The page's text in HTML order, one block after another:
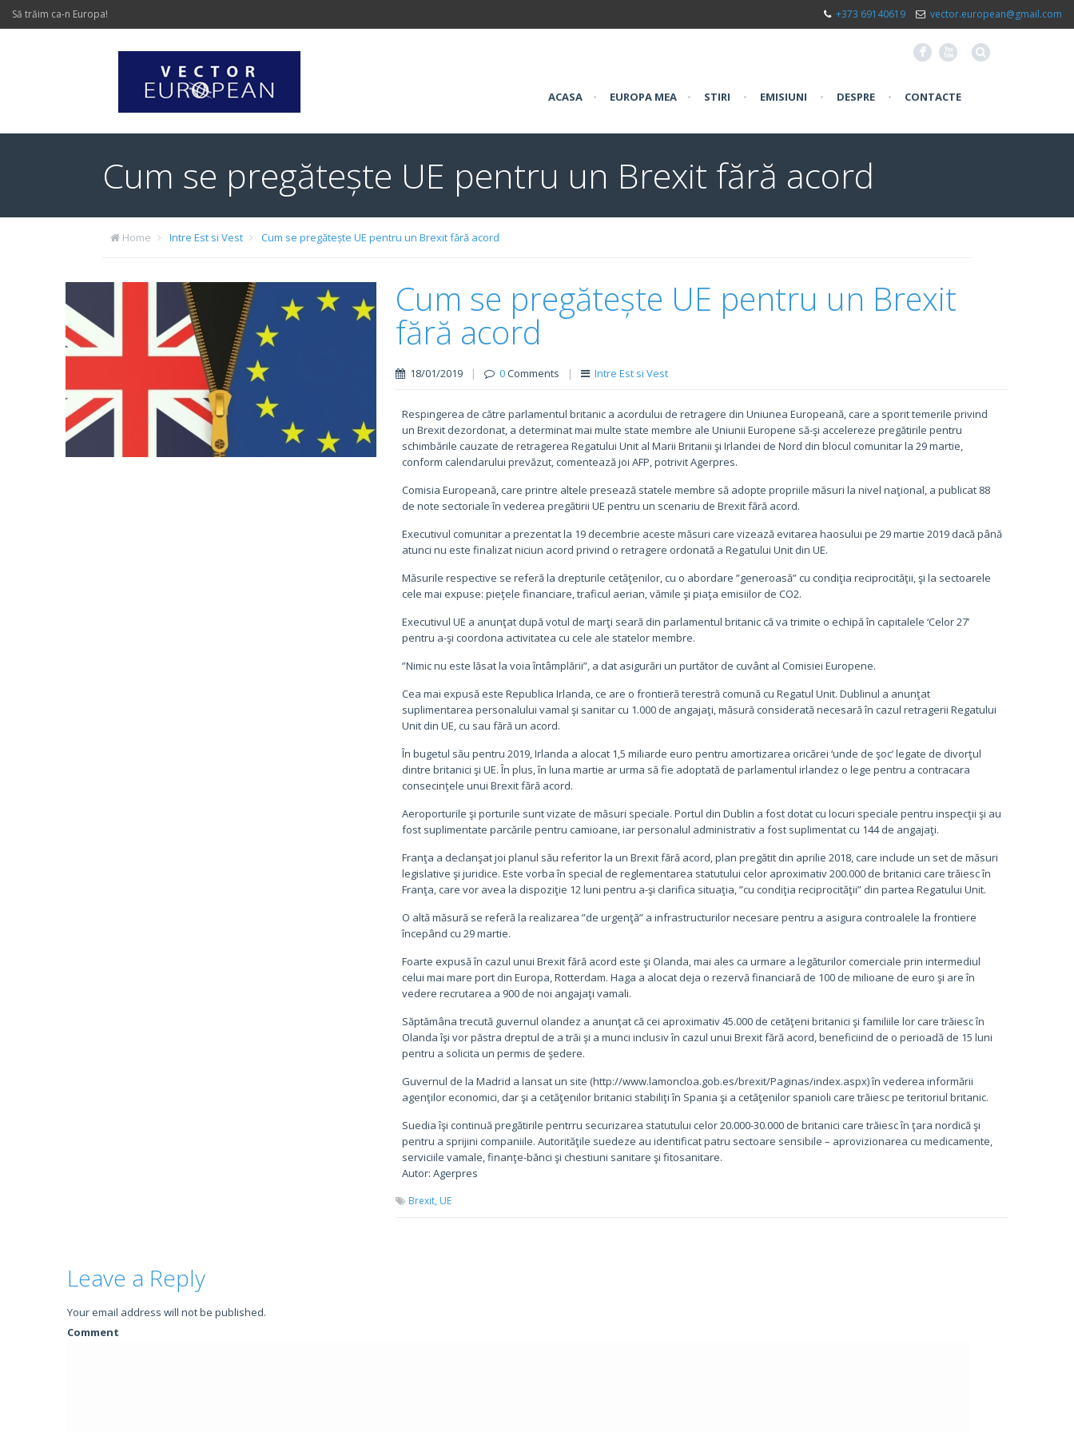
Să trăim ca-n Europa! +373 69140619 vector.european@gmail.com
F X
ACASA • EUROPA MEA • STIRI • EMISIUNI • DESPRE • CONTACTE
Cum se pregătește UE pentru un Brexit fără acord
Home Intre Est si Vest Cum se pregătește UE pentru un Brexit fără acord
Cum se pregătește UE pentru un Brexit
fără acord
18/01/2019 | 0Comments | Intre Est si Vest
Respingerea de către parlamentul britanic a acordului de retragere din Uniunea Europeană, care a sporit temerile privind
un Brexit dezordonat, a determinat mai multe state membre ale Uniunii Europene să-şi accelereze pregătirile pentru
schimbările cauzate de retragerea Regatului Unit al Marii Britanii şi Irlandei de Nord din blocul comunitar la 29 martie,
conform calendarului prevăzut, comentează joi AFP, potrivit Agerpres.
Comisia Europeană, care printre altele presează statele membre să adopte propriile măsuri la nivel naţional, a publicat 88
de note sectoriale în vederea pregătirii UE pentru un scenariu de Brexit fără acord.
Executivul comunitar a prezentat la 19 decembrie aceste măsuri care vizează evitarea haosului pe 29 martie 2019 dacă până
atunci nu este finalizat niciun acord privind o retragere ordonată a Regatului Unit din UE.
Măsurile respective se referă la drepturile cetăţenilor, cu o abordare ”generoasă” cu condiţia reciprocităţii, şi la sectoarele
cele mai expuse: pieţele financiare, traficul aerian, vămile şi piaţa emisiilor de CO2.
Executivul UE a anunţat după votul de marţi seară din parlamentul britanic că va trimite o echipă în capitalele ‘Celor 27’
pentru a-şi coordona activitatea cu cele ale statelor membre.
”Nimic nu este lăsat la voia întâmplării”, a dat asigurări un purtător de cuvânt al Comisiei Europene.
Cea mai expusă este Republica Irlanda, ce are o frontieră terestră comună cu Regatul Unit. Dublinul a anunţat
suplimentarea personalului vamal şi sanitar cu 1.000 de angajaţi, măsură considerată necesară în cazul retragerii Regatului
Unit din UE, cu sau fără un acord.
În bugetul său pentru 2019, Irlanda a alocat 1,5 miliarde euro pentru amortizarea oricărei ‘unde de şoc’ legate de divorţul
dintre britanici şi UE. În plus, în luna martie ar urma să fie adoptată de parlamentul irlandez o lege pentru a contracara
consecinţele unui Brexit fără acord.
Aeroporturile şi porturile sunt vizate de măsuri speciale. Portul din Dublin a fost dotat cu locuri speciale pentru inspecţii şi au
fost suplimentate parcările pentru camioane, iar personalul administrativ a fost suplimentat cu 144 de angajaţi.
Franţa a declanşat joi planul său referitor la un Brexit fără acord, plan pregătit din aprilie 2018, care include un set de măsuri
legislative şi juridice. Este vorba în special de reglementarea statutului celor aproximativ 200.000 de britanici care trăiesc în
Franţa, care vor avea la dispoziţie 12 luni pentru a-şi clarifica situaţia, ”cu condiţia reciprocităţii” din partea Regatului Unit.
O altă măsură se referă la realizarea ”de urgenţă” a infrastructurilor necesare pentru a asigura controalele la frontiere
începând cu 29 martie.
Foarte expusă în cazul unui Brexit fără acord este şi Olanda, mai ales ca urmare a legăturilor comerciale prin intermediul
celui mai mare port din Europa, Rotterdam. Haga a alocat deja o rezervă financiară de 100 de milioane de euro şi are în
vedere recrutarea a 900 de noi angajaţi vamali.
Săptămâna trecută guvernul olandez a anunţat că cei aproximativ 45.000 de cetăţeni britanici şi familiile lor care trăiesc în
Olanda îşi vor păstra dreptul de a trăi şi a munci inclusiv în cazul unui Brexit fără acord, beneficiind de o perioadă de 15 luni
pentru a solicita un permis de şedere.
Guvernul de la Madrid a lansat un site (http://www.lamoncloa.gob.es/brexit/Paginas/index.aspx) în vederea informării
agenţilor economici, dar şi a cetăţenilor britanici stabiliţi în Spania şi a cetăţenilor spanioli care trăiesc pe teritoriul britanic.
Suedia îşi continuă pregătirile pentrru securizarea statutului celor 20.000-30.000 de britanici care trăiesc în ţara nordică şi
pentru a sprijini companiile. Autorităţile suedeze au identificat patru sectoare sensibile – aprovizionarea cu medicamente,
serviciile vamale, finanţe-bănci şi chestiuni sanitare şi fitosanitare.
Autor: Agerpres
Brexit, UE
Leave a Reply
Your email address will not be published.
Comment